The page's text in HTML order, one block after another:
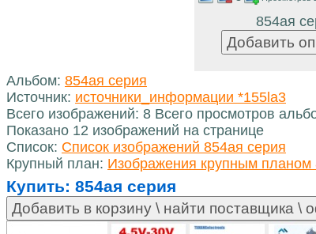
854ая
Альбом: 854ая серия
Источник: источники_информации *155la3
Всего изображений: 8 Всего просмотров
Показано 12 изображений на странице
Список: Список изображений 854ая серия
Крупный план: Изображения крупным планом
Купить: 854ая серия